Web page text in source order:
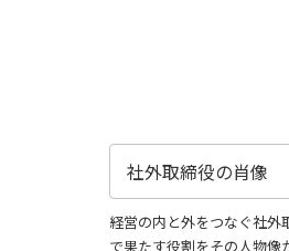
Activity
“事業活動”の
社外取締役の肖像
経営の内と外をつなぐ社外
で果たす役割をその人物像